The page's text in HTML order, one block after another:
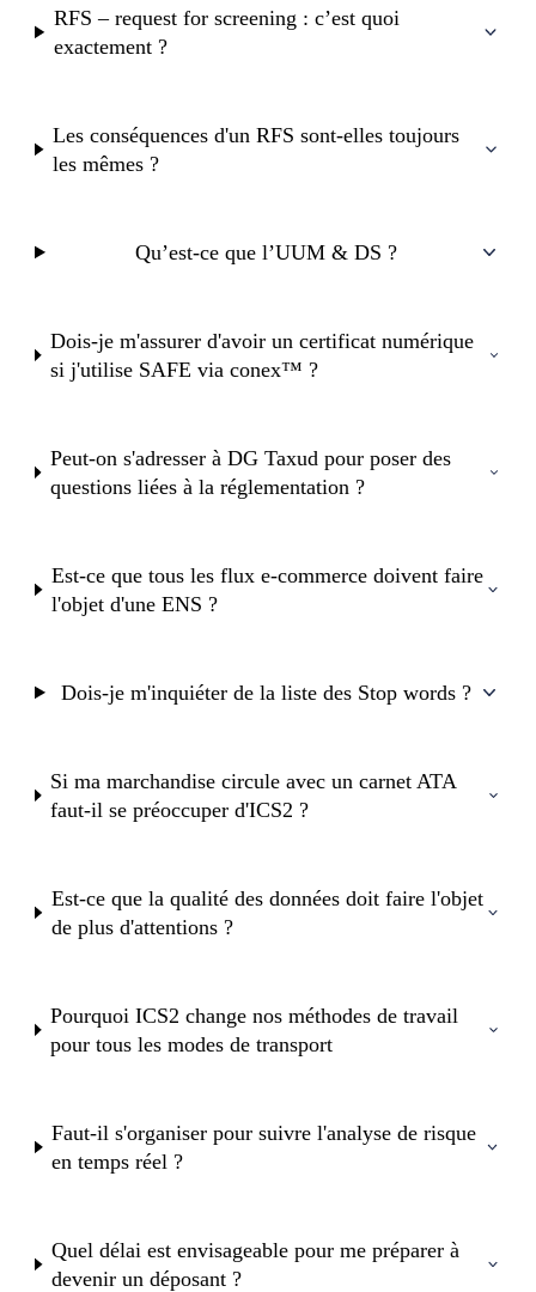
RFS – request for screening : c’est quoi
exactement ?
Les conséquences d'un RFS sont-elles toujours
les mêmes ?
Qu’est-ce que l’UUM & DS ?
Dois-je m'assurer d'avoir un certificat numérique
si j'utilise SAFE via conex™ ?
Peut-on s'adresser à DG Taxud pour poser des
questions liées à la réglementation ?
Est-ce que tous les flux e-commerce doivent faire
l'objet d'une ENS ?
Dois-je m'inquiéter de la liste des Stop words ?
Si ma marchandise circule avec un carnet ATA
faut-il se préoccuper d'ICS2 ?
Est-ce que la qualité des données doit faire l'objet
de plus d'attentions ?
Pourquoi ICS2 change nos méthodes de travail
pour tous les modes de transport
Faut-il s'organiser pour suivre l'analyse de risque
en temps réel ?
Quel délai est envisageable pour me préparer à
devenir un déposant ?